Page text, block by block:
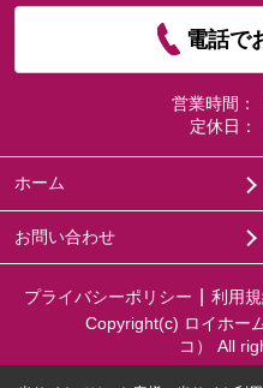
電話で
営業時間：
定休日：
ホーム
お問い合わせ
プライバシーポリシー 利用
Copyright(c) ロイホー
コ） All